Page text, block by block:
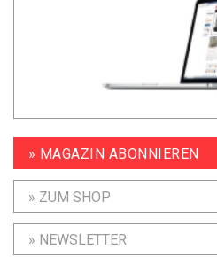
» MAGAZIN ABONNIEREN
» ZUM SHOP
» NEWSLETTER